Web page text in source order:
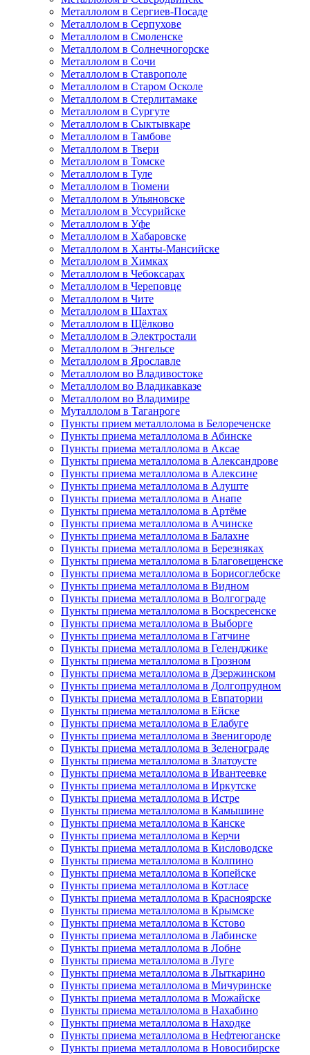
Металлолом в Сергиев-Посаде
Металлолом в Серпухове
Металлолом в Смоленске
Металлолом в Солнечногорске
Металлолом в Сочи
Металлолом в Ставрополе
Металлолом в Старом Осколе
Металлолом в Стерлитамаке
Металлолом в Сургуте
Металлолом в Сыктывкаре
Металлолом в Тамбове
Металлолом в Твери
Металлолом в Томске
Металлолом в Туле
Металлолом в Тюмени
Металлолом в Ульяновске
Металлолом в Уссурийске
Металлолом в Уфе
Металлолом в Хабаровске
Металлолом в Ханты-Мансийске
Металлолом в Химках
Металлолом в Чебоксарах
Металлолом в Череповце
Металлолом в Чите
Металлолом в Шахтах
Металлолом в Щёлково
Металлолом в Электростали
Металлолом в Энгельсе
Металлолом в Ярославле
Металлолом во Владивостоке
Металлолом во Владикавказе
Металлолом во Владимире
Муталлолом в Таганроге
Пункты прием металлолома в Белореченске
Пункты приема металлолома в Абинске
Пункты приема металлолома в Аксае
Пункты приема металлолома в Александрове
Пункты приема металлолома в Алексине
Пункты приема металлолома в Алуште
Пункты приема металлолома в Анапе
Пункты приема металлолома в Артёме
Пункты приема металлолома в Ачинске
Пункты приема металлолома в Балахне
Пункты приема металлолома в Березняках
Пункты приема металлолома в Благовещенске
Пункты приема металлолома в Борисоглебске
Пункты приема металлолома в Видном
Пункты приема металлолома в Волгограде
Пункты приема металлолома в Воскресенске
Пункты приема металлолома в Выборге
Пункты приема металлолома в Гатчине
Пункты приема металлолома в Геленджике
Пункты приема металлолома в Грозном
Пункты приема металлолома в Дзержинском
Пункты приема металлолома в Долгопрудном
Пункты приема металлолома в Евпатории
Пункты приема металлолома в Ейске
Пункты приема металлолома в Елабуге
Пункты приема металлолома в Звенигороде
Пункты приема металлолома в Зеленограде
Пункты приема металлолома в Златоусте
Пункты приема металлолома в Ивантеевке
Пункты приема металлолома в Иркутске
Пункты приема металлолома в Истре
Пункты приема металлолома в Камышине
Пункты приема металлолома в Канске
Пункты приема металлолома в Керчи
Пункты приема металлолома в Кисловодске
Пункты приема металлолома в Колпино
Пункты приема металлолома в Копейске
Пункты приема металлолома в Котласе
Пункты приема металлолома в Красноярске
Пункты приема металлолома в Крымске
Пункты приема металлолома в Кстово
Пункты приема металлолома в Лабинске
Пункты приема металлолома в Лобне
Пункты приема металлолома в Луге
Пункты приема металлолома в Лыткарино
Пункты приема металлолома в Мичуринске
Пункты приема металлолома в Можайске
Пункты приема металлолома в Нахабино
Пункты приема металлолома в Находке
Пункты приема металлолома в Нефтеюганске
Пункты приема металлолома в Новосибирске